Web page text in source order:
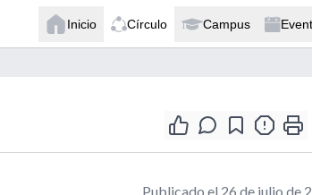
Inicio Círculo Campus
Publicado el 26 de julio de